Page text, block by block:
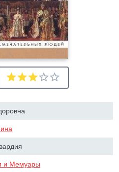
и Мемуары